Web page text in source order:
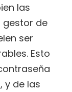
las
gestor de
ser
Esto
y de las